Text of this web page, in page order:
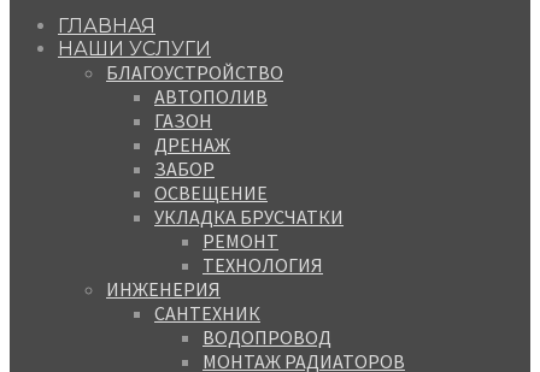
ГЛАВНАЯ
НАШИ УСЛУГИ
БЛАГОУСТРОЙСТВО
АВТОПОЛИВ
ГАЗОН
ДРЕНАЖ
ЗАБОР
ОСВЕЩЕНИЕ
УКЛАДКА БРУСЧАТКИ
РЕМОНТ
ТЕХНОЛОГИЯ
ИНЖЕНЕРИЯ
САНТЕХНИК
ВОДОПРОВОД
МОНТАЖ РАДИАТОРОВ